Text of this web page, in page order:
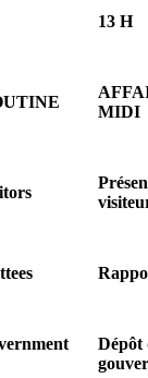
13 H
MIDI
Dépôt